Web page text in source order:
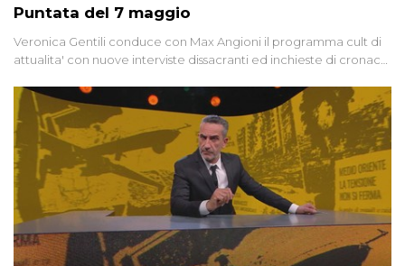
Puntata del 7 maggio
Veronica Gentili conduce con Max Angioni il programma cult di
attualita' con nuove interviste dissacranti ed inchieste di cronaca